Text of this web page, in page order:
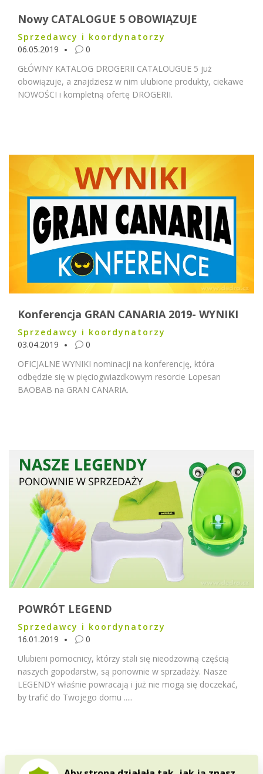
Nowy CATALOGUE 5 OBOWIĄZUJE
Sprzedawcy i koordynatorzy
06.05.2019
0
GŁÓWNY KATALOG DROGERII CATALOUGUE 5 już
obowiązuje, a znajdziesz w nim ulubione produkty, ciekawe
NOWOŚCI i kompletną ofertę DROGERII.
Konferencja GRAN CANARIA 2019- WYNIKI
Sprzedawcy i koordynatorzy
03.04.2019
0
OFICJALNE WYNIKI nominacji na konferencję, która
odbędzie się w pięciogwiazdkowym resorcie Lopesan
BAOBAB na GRAN CANARIA.
POWRÓT LEGEND
Sprzedawcy i koordynatorzy
16.01.2019
0
Ulubieni pomocnicy, którzy stali się nieodzowną częścią
naszych gopodarstw, są ponownie w sprzadaży. Nasze
LEGENDY właśnie powracają i już nie mogą się doczekać,
by trafić do Twojego domu .....